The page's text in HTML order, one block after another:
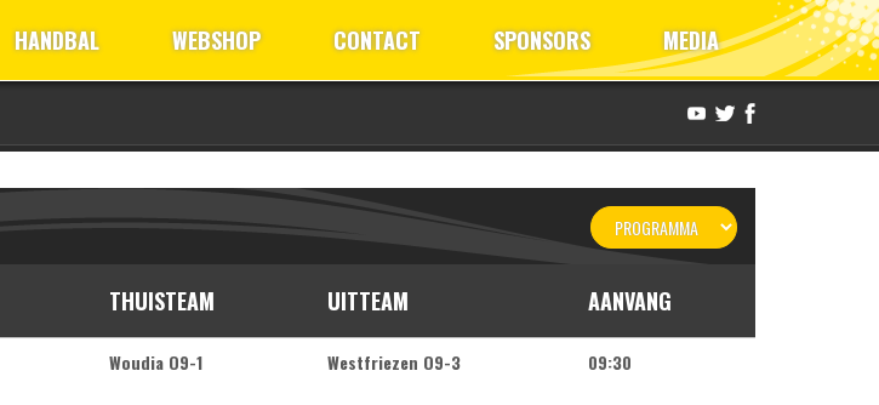
HANDBAL WEBSHOP CONTACT SPONSORS MEDIA
THUISTEAM UITTEAM AANVANG
Woudia O9-1 Westfriezen O9-3 09:30